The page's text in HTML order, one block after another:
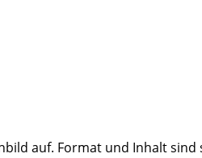
auf. Format und Inhalt